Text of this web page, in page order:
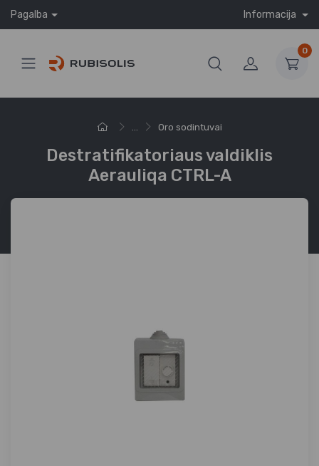
Pagalba Informacija
0
... Oro sodintuvai
Destratifikatoriaus valdiklis
Aerauliqa CTRL-A